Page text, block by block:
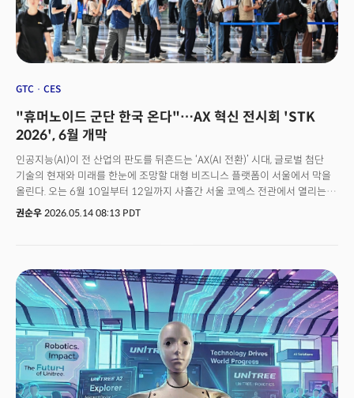
GTC CES
"휴머노이드 군단 한국 온다"…AX 혁신 전시회 'STK
2026', 6월 개막
인공지능(AI)이 전 산업의 판도를 뒤흔드는 ‘AX(AI 전환)’ 시대, 글로벌 첨단
기술의 현재와 미래를 한눈에 조망할 대형 비즈니스 플랫폼이 서울에서 막을
올린다. 오는 6월 10일부터 12일까지 사흘간 서울 코엑스 전관에서 열리는
‘제15회 스마트테크 코리아(STK 2026)’가 그 무대다. 올해 STK 2026은
가상융합산업대전 등 7개 전문 전시가 한자리에 모인다.이번 행사의 차별점은
개별 전시를 단순 병렬 배치하는 데 그치지 않고, 산업 밸류체인 전반을 하나로
연결한 '융합형 기술 플랫폼'으로 설계됐다는 점이다. 단순한 기술 시연을
넘어, 실제 산업 현장에 적용 가능한 ‘돈 되는 혁신 기술’과 비즈니스 트렌드를
제시하겠다는 구상이다.👉사전등록하러 가기
권순우 2026.05.14 08:13 PDT